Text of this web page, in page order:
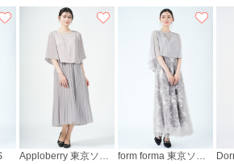
Apploberry 東京ソワール form forma 東京ソワール